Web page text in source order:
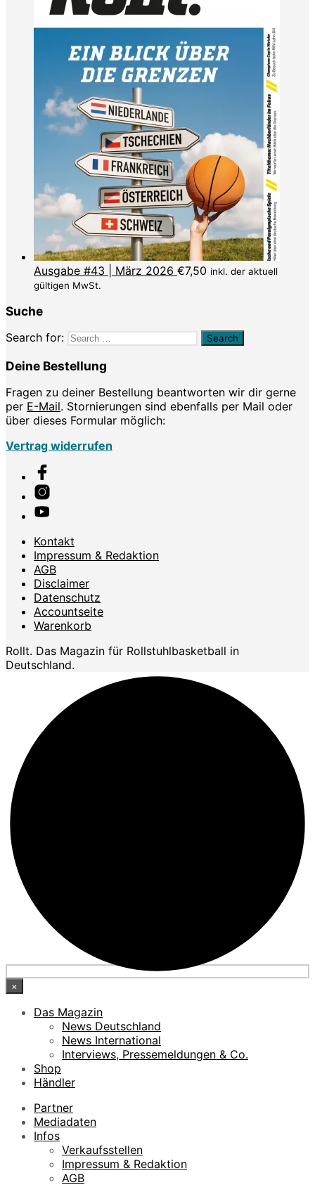
Ausgabe #43 | März 2026 €7,50 inkl. der aktuell
gültigen MwSt.
Suche
Search for:
Deine Bestellung
Fragen zu deiner Bestellung beantworten wir dir gerne
per E-Mail. Stornierungen sind ebenfalls per Mail oder
über dieses Formular möglich:
Vertrag widerrufen
Kontakt
Impressum & Redaktion
AGB
Disclaimer
Datenschutz
Accountseite
Warenkorb
Rollt. Das Magazin für Rollstuhlbasketball in
Deutschland.
×
Das Magazin
News Deutschland
News International
Interviews, Pressemeldungen & Co.
Shop
Händler
Partner
Mediadaten
Infos
Verkaufsstellen
Impressum & Redaktion
AGB